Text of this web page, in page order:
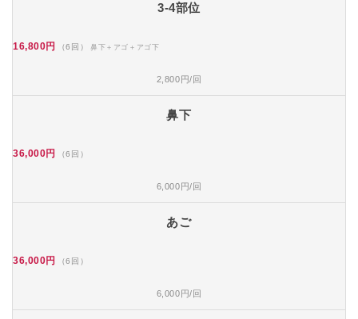
3-4部位
16,800円 （6回） 鼻下＋アゴ＋アゴ下
2,800円/回
鼻下
36,000円 （6回）
6,000円/回
あご
36,000円 （6回）
6,000円/回